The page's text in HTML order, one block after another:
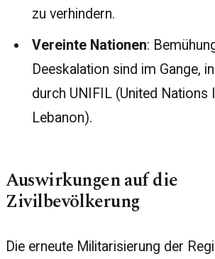
zu verhindern.
Vereinte Nationen:
Deeskalation sind im Gange,
durch UNIFIL (United Nations
Lebanon).
Auswirkungen auf die
Zivilbevölkerung
Die erneute Militarisierung der